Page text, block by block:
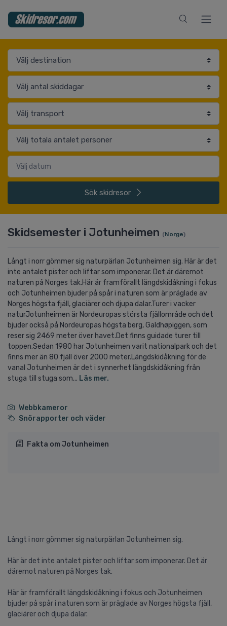
Sök skidresor
Skidsemester i Jotunheimen (Norge)
Långt i norr gömmer sig naturpärlan Jotunheimen sig. Här är det
inte antalet pister och liftar som imponerar. Det är däremot
naturen på Norges tak.Här är framförallt längdskidåkning i fokus
och Jotunheimen bjuder på spår i naturen som är präglade av
Norges högsta fjäll, glaciärer och djupa dalar.Turer i vacker
naturJotunheimen är Nordeuropas största fjällområde och det
bjuder också på Nordeuropas högsta berg, Galdhøpiggen, som
reser sig 2469 meter över havet.Det finns guidade turer till
toppen.Sedan 1980 har Jotunheimen varit nationalpark och det
finns mer än 80 fjäll över 2000 meter.Längdskidåkning för de
vanaI Jotunheimen är det i synnerhet längdskidåkning från
stuga till stuga som... Läs mer.
Webbkameror
Snörapporter och väder
Fakta om Jotunheimen
Långt i norr gömmer sig naturpärlan Jotunheimen sig.
Här är det inte antalet pister och liftar som imponerar. Det är
däremot naturen på Norges tak.
Här är framförallt längdskidåkning i fokus och Jotunheimen
bjuder på spår i naturen som är präglade av Norges högsta fjäll,
glaciärer och djupa dalar.